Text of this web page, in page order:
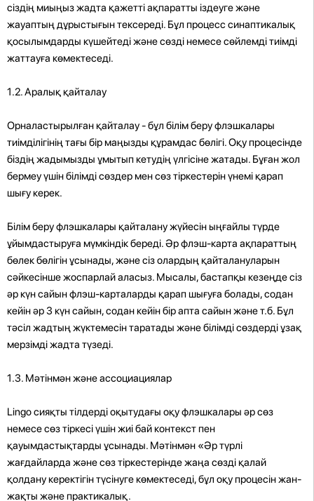
сіздің миыңыз жадта қажетті ақпаратты іздеуге және
жауаптың дұрыстығын тексереді. Бұл процесс синаптикалық
қосылымдарды күшейтеді және сөзді немесе сөйлемді тиімді
жаттауға көмектеседі.
1.2. Аралық қайталау
Орналастырылған қайталау - бұл білім беру флэшкалары
тиімділігінің тағы бір маңызды құрамдас бөлігі. Оқу процесінде
біздің жадымызды ұмытып кетудің үлгісіне жатады. Бұған жол
бермеу үшін білімді сөздер мен сөз тіркестерін үнемі қарап
шығу керек.
Білім беру флэшкалары қайталану жүйесін ыңғайлы түрде
ұйымдастыруға мүмкіндік береді. Әр флэш-карта ақпараттың
бөлек бөлігін ұсынады, және сіз олардың қайталануларын
сәйкесінше жоспарлай аласыз. Мысалы, бастапқы кезеңде сіз
әр күн сайын флэш-карталарды қарап шығуға болады, содан
кейін әр 3 күн сайын, содан кейін бір апта сайын және т.б. Бұл
тәсіл жадтың жүктемесін таратады және білімді сөздерді ұзақ
мерзімді жадта түзеді.
1.3. Мәтінмән және ассоциациялар
Lingo сияқты тілдерді оқытудағы оқу флэшкалары әр сөз
немесе сөз тіркесі үшін жиі бай контекст пен
қауымдастықтарды ұсынады. Мәтінмән «Әр түрлі
жағдайларда және сөз тіркестерінде жаңа сөзді қалай
қолдану керектігін түсінуге көмектеседі, бұл оқу процесін жан-
жақты және практикалық.